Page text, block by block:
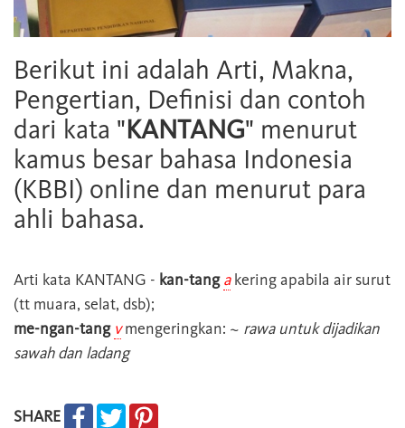
Berikut ini adalah Arti, Makna,
Pengertian, Definisi dan contoh
dari kata "KANTANG" menurut
kamus besar bahasa Indonesia
(KBBI) online dan menurut para
ahli bahasa.
Arti kata KANTANG - kan-tang akering apabila air surut
(tt muara, selat, dsb);
me-ngan-tang vmengeringkan: ~ rawa untuk dijadikan
sawah dan ladang
SHARE